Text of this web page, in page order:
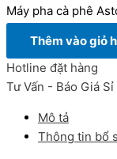
Máy pha cà phê
Thêm vào giỏ
Hotline đặt hàng
Tư Vấn - Báo Giá Sỉ
Mô tả
Thông tin bổ